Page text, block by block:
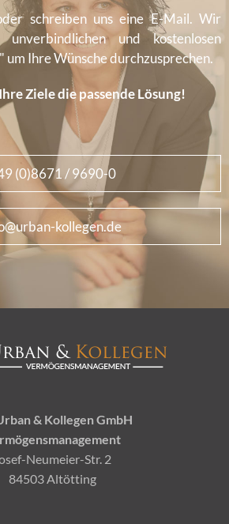
schreiben uns eine E-Mail. Wir
unverbindlichen und kostenlosen
um Ihre Wünsche durchzusprechen.
Ziele die passende Lösung!
(0)8671 / 9690-0
kollegen.de
& Kollegen GmbH
Neumeier-Str. 2
84503 Altötting